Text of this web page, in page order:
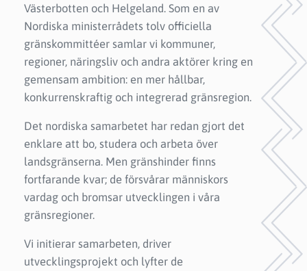
Västerbotten och Helgeland. Som en av
Nordiska ministerrådets tolv officiella
gränskommittéer samlar vi kommuner,
regioner, näringsliv och andra aktörer kring en
gemensam ambition: en mer hållbar,
konkurrenskraftig och integrerad gränsregion.
Det nordiska samarbetet har redan gjort det
enklare att bo, studera och arbeta över
landsgränserna. Men gränshinder finns
fortfarande kvar; de försvårar människors
vardag och bromsar utvecklingen i våra
gränsregioner.
Vi initierar samarbeten, driver
utvecklingsprojekt och lyfter de